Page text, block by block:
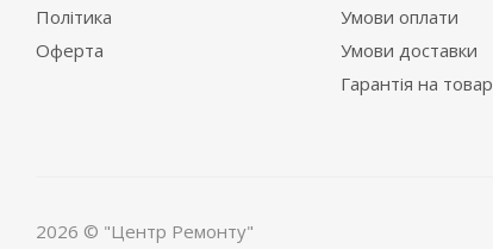
Політика
Оферта
Умови оплати
Умови доставки
Гарантія на товар
2026 © "Центр Ремонту"